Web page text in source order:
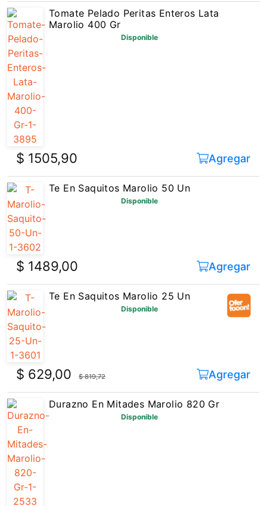
Tomate Pelado Peritas Enteros Lata
Marolio 400 Gr
Disponible
$ 1505,90 Agregar
Te En Saquitos Marolio 50 Un
Disponible
$ 1489,00 Agregar
Te En Saquitos Marolio 25 Un
Disponible
$ 629,00 $ 819,72 Agregar
Durazno En Mitades Marolio 820 Gr
Disponible